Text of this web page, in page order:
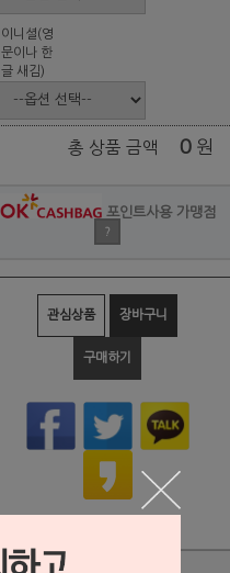
이니셜(영
문이나 한
글 새김)
총 상품 금액 0 원
포인트사용 가맹점
?
관심상품 장바구니
구매하기